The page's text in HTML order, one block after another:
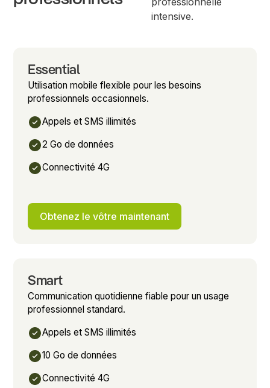
intensive.
Essential
Utilisation mobile flexible pour les besoins
professionnels occasionnels.
Appels et SMS illimités
2 Go de données
Connectivité 4G
Obtenez le vôtre maintenant
Smart
Communication quotidienne fiable pour un usage
professionnel standard.
Appels et SMS illimités
10 Go de données
Connectivité 4G